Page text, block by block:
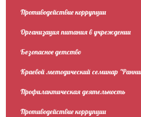
Противодействие коррупции
Организация питания в учреждении
Безопасное детство
Краевой методический семинар
Профилактическая деятельность
Противодействие коррупции